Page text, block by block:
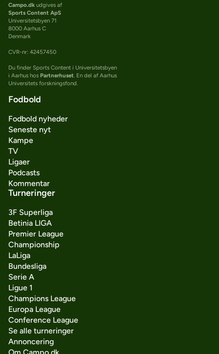
Campo.dkudgives af
Sports Content ApS
Universitetsbyen 71
8000 Aarhus C
Denmark
CVR-nr: 42457450
Du finder Sports Content i Universitetsbyen
i Aarhus hos Partnerhuset. En del af Aarhus
Universitets forskningsfond.
Fodbold
Fodbold nyheder
Seneste nyt
Kampe
TV
Ligaer
Podcasts
Kommentar
Turneringer
3F Superliga
Betinia LIGA
Premier League
Championship
LaLiga
Bundesliga
Serie A
Ligue 1
Champions League
Europa League
Conference League
Se alle turneringer
Annoncering